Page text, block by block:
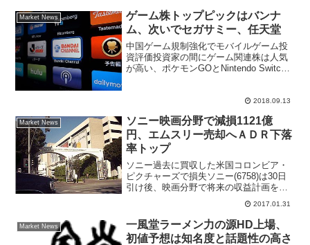
Market News
ゲーム株トップピックはバンナ
ム、次いでセガサミー、任天堂
中国ゲーム規制強化でモバイルゲーム投
資評価投資家の間にゲーム関連株は人気
が高い、ポケモンGOとNintendo Switch
ザーズ小型株が急騰したりする投資妙味
2018.09.13
Market News
ソニー映画分野で減損1121億
円、エムスリー売却へＡＤＲ下落
率トップ
ソニー過去に買収した米国コロンビア・
ピクチャーズで損失ソニー(6758)は30日
引け後、映画分野で将来の収益計画を見
直した結果、2017年３月期第３四半期に
映画分野の営業権につき、減損1121億円
を営業損失として計上したと発表した。
減損の対...
2017.01.31
Market News
一風堂ラーメン力の源HD上場、
初値予想は知名度と話題性の高さ